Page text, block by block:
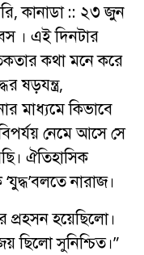
কানাডা :: ২৩ জুন
। এই দিনটার
কথা মনে করে
ষড়যন্ত্র,
মাধ্যমে কিভাবে
নেমে আসে সে
ঐতিহাসিক
নারাজ।
প্রহসন হয়েছিলো।
ছিলো সুনিশ্চিত।”